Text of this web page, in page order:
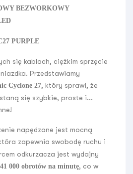
BEZWORKOWY
PURPLE
się kablach, ciężkim sprzęcie
Przedstawiamy
Cyclone 27, który sprawi, że
się szybkie, proste i...
napędzane jest mocną
zapewnia swobodę ruchu i
odkurzacza jest wydajny
41 000 obrotów na minutę, co w